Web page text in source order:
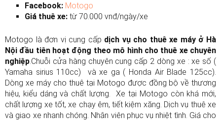
Địa Chỉ Cho Thuê Xe
Facebook: Motogo
Giá thuê xe: từ 70.000 vnđ/ngày/xe
Motogo là đơn vị cung cấp dịch vụ cho thuê xe máy ở Hà
Nội đầu tiên hoạt động theo mô hình cho thuê xe chuyên
nghiệp.Chuỗi cửa hàng chuyên cung cấp 2 dòng xe : xe số (
Yamaha sirius 110cc) và xe ga ( Honda Air Blade 125cc).
Dòng xe máy cho thuê tại Motogo được đồng bộ về thương
hiệu, kiểu dáng và chất lượng. Xe tại Motogo còn khá mới,
chất lượng xe tốt, xe chạy êm, tiết kiệm xăng. Dịch vụ thuê xe
và giao xe nhanh chóng. Nhân viên phục vụ nhiệt tình. Giá cho